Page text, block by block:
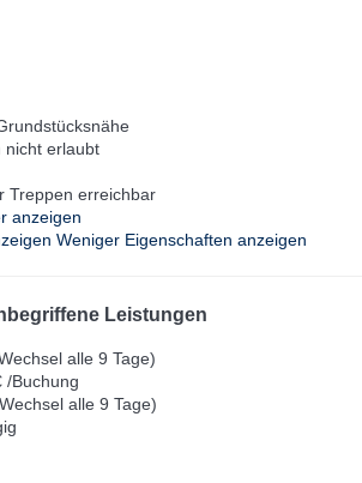
nicht erlaubt
Treppen erreichbar
anzeigen
Weniger Eigenschaften anzeigen
Leistungen
alle 9 Tage)
/Buchung
alle 9 Tage)